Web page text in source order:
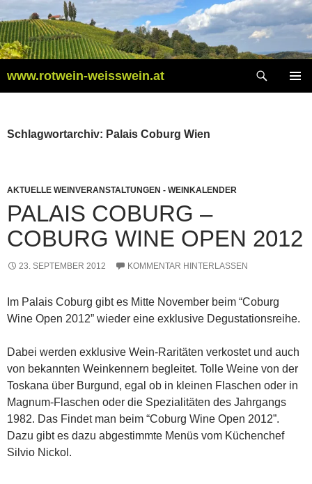
Inhalt
springen
www.rotwein-weisswein.at
Schlagwortarchiv: Palais Coburg Wien
AKTUELLE WEINVERANSTALTUNGEN - WEINKALENDER
PALAIS COBURG –
COBURG WINE OPEN 2012
23. SEPTEMBER 2012 KOMMENTAR HINTERLASSEN
Im Palais Coburg gibt es Mitte November beim “Coburg
Wine Open 2012” wieder eine exklusive Degustationsreihe.
Dabei werden exklusive Wein-Raritäten verkostet und auch
von bekannten Weinkennern begleitet. Tolle Weine von der
Toskana über Burgund, egal ob in kleinen Flaschen oder in
Magnum-Flaschen oder die Spezialitäten des Jahrgangs
1982. Das Findet man beim “Coburg Wine Open 2012”.
Dazu gibt es dazu abgestimmte Menüs vom Küchenchef
Silvio Nickol.